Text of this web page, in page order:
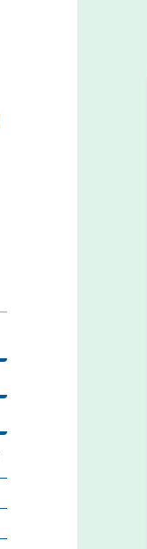
認定NPO法